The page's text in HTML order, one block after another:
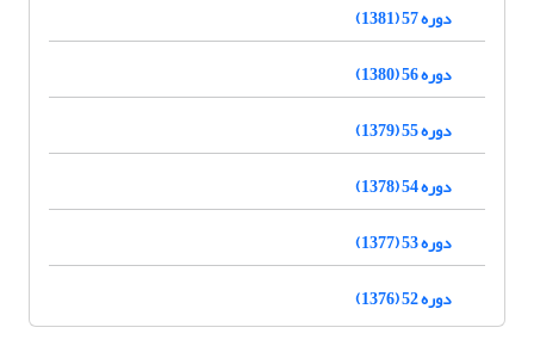
دوره 57 (1381)
دوره 56 (1380)
دوره 55 (1379)
دوره 54 (1378)
دوره 53 (1377)
دوره 52 (1376)